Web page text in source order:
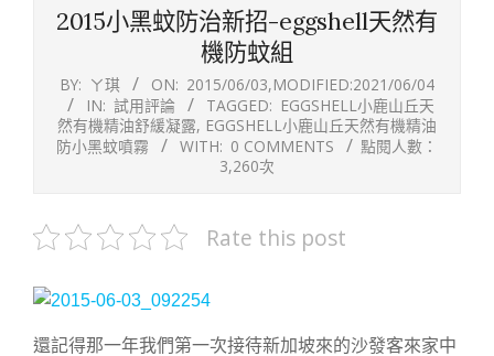
2015小黑蚊防治新招-eggshell天然有
機防蚊組
BY: ㄚ琪 ON: 2015/06/03,MODIFIED:2021/06/04
IN: 試用評論 TAGGED: EGGSHELL小鹿山丘天
然有機精油舒緩凝露, EGGSHELL小鹿山丘天然有機精油
防小黑蚊噴霧
WITH: 0 COMMENTS
點閱人數：
3,260次
Rate this post
還記得那一年我們第一次接待新加坡來的沙發客來家中